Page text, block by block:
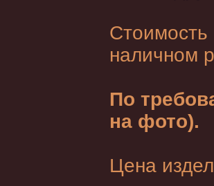
Стоимость
наличном
По
на фото).
Цена